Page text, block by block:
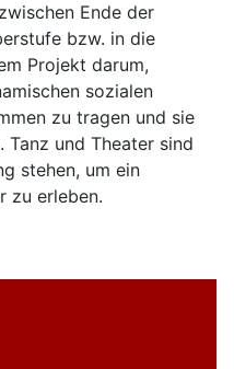
Ende der
bzw. in die
Projekt darum,
sozialen
zu tragen und sie
Tanz und Theater sind
stehen, um ein
zu erleben.